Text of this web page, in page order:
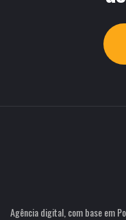
Agência digital, com base em